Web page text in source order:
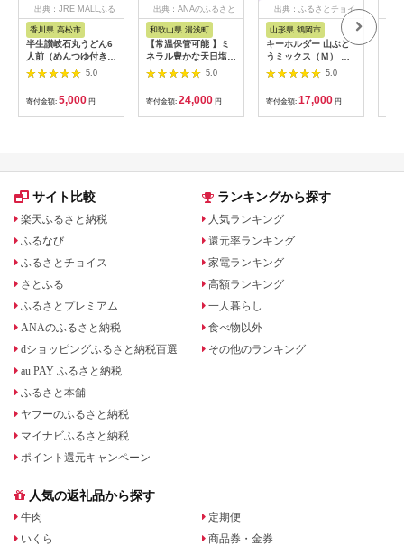
出典：JRE MALLふる
さと納税
香川県 高松市
半生讃岐石丸うどん6
人前（めんつゆ付き）
麺300g×2袋
5.0
寄付金額: 5,000 円
出典：ANAのふるさと
和歌山県 湯浅町
【常温保管可能 】ミ
ネラル豊かな天日塩だ
けで漬けた無添加梅干
し2kg 梅ボーイズ｜
B201_EP6024
5.0
寄付金額: 24,000 円
出典：ふるさとチョイ
山形県 鶴岡市
キーホルダー 山ぶど
うミックス（Ｍ） 山
形県鶴岡市 アトリエ
かおる | 山葡萄 雑貨
キーホルダー ギフト
贈り物 お取り寄せ 返
礼品
5.0
寄付金額: 17,000 円
サイト比較
楽天ふるさと納税
ふるなび
ふるさとチョイス
さとふる
ふるさとプレミアム
ANAのふるさと納税
dショッピングふるさと納税百選
au PAY ふるさと納税
ふるさと本舗
ヤフーのふるさと納税
マイナビふるさと納税
ポイント還元キャンペーン
ランキングから探す
人気ランキング
還元率ランキング
家電ランキング
高額ランキング
一人暮らし
食べ物以外
その他のランキング
人気の返礼品から探す
牛肉
いくら
定期便
商品券・金券